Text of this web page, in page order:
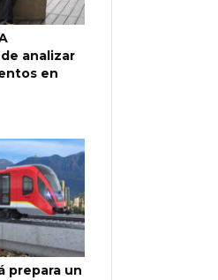
analizar
en
prepara un